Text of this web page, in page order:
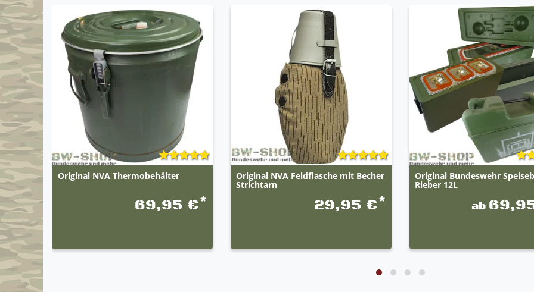
Original NVA Thermobehälter
69,95 €*
Original NVA Feldflasche mit Becher
Strichtarn
29,95 €*
Original Bundeswehr
Rieber 12L
ab